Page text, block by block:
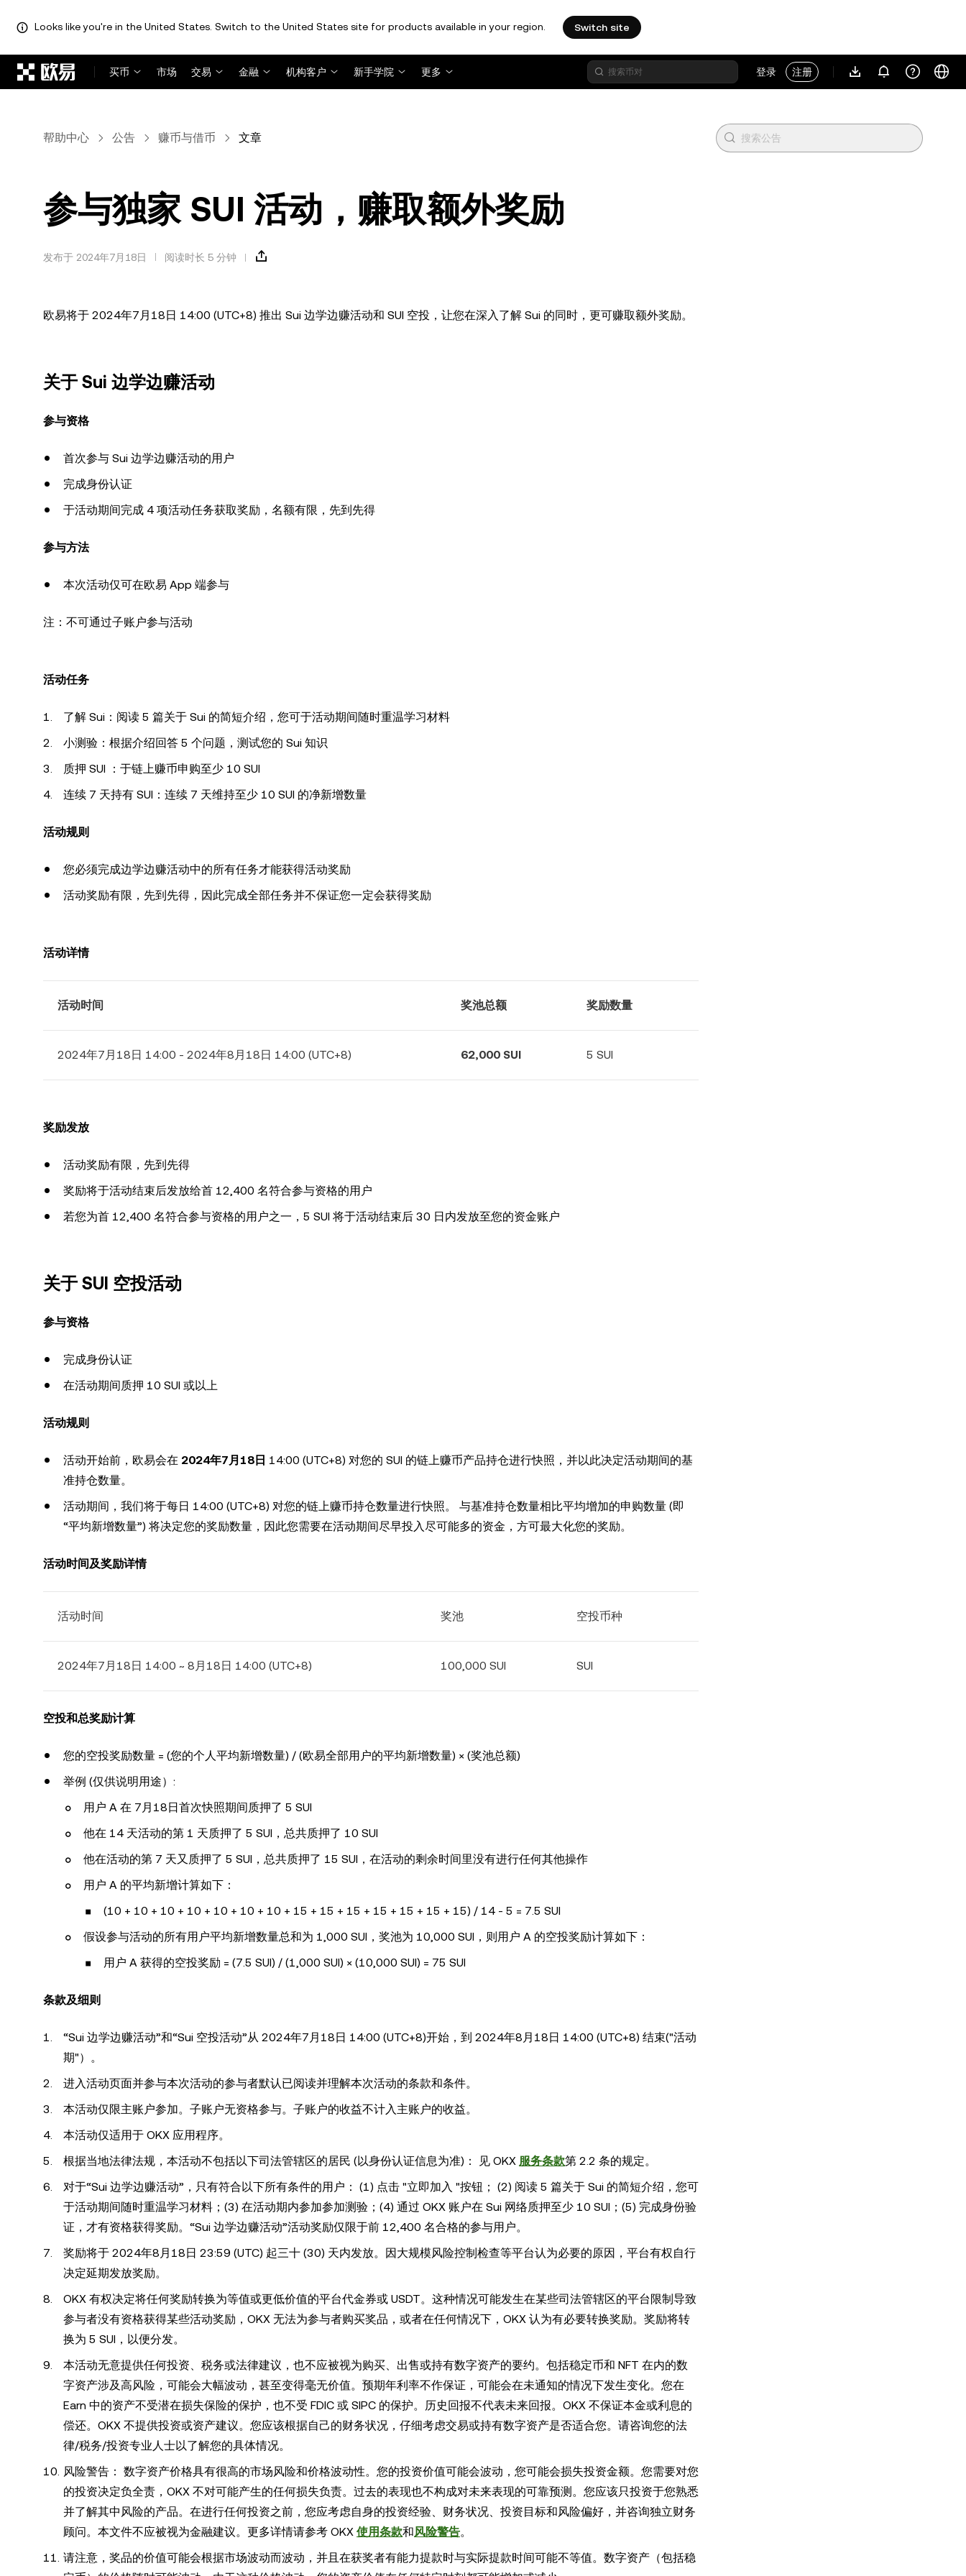
Looks like you're in the United States. Switch to the United States site for products available in your region. Switch site
买币
市场 交易 金融 机构客户 新手学院 更多 登录 注册
帮助中心 公告 赚币与借币 文章
参与独家 SUI 活动，赚取额外奖励
发布于 2024年7月18日 阅读时长 5 分钟
欧易将于 2024年7月18日 14:00 (UTC+8) 推出 Sui 边学边赚活动和 SUI 空投，让您在深入了解 Sui 的同时，更可赚取额外奖励。
关于 Sui 边学边赚活动
参与资格
首次参与 Sui 边学边赚活动的用户
完成身份认证
于活动期间完成 4 项活动任务获取奖励，名额有限，先到先得
参与方法
本次活动仅可在欧易 App 端参与
注：不可通过子账户参与活动
活动任务
了解 Sui：阅读 5 篇关于 Sui 的简短介绍，您可于活动期间随时重温学习材料
小测验：根据介绍回答 5 个问题，测试您的 Sui 知识
质押 SUI ：于链上赚币申购至少 10 SUI
连续 7 天持有 SUI：连续 7 天维持至少 10 SUI 的净新增数量
活动规则
您必须完成边学边赚活动中的所有任务才能获得活动奖励
活动奖励有限，先到先得，因此完成全部任务并不保证您一定会获得奖励
活动详情
活动时间 奖池总额 奖励数量
2024年7月18日 14:00 - 2024年8月18日 14:00 (UTC+8) 62,000 SUI 5 SUI
奖励发放
活动奖励有限，先到先得
奖励将于活动结束后发放给首 12,400 名符合参与资格的用户
若您为首 12,400 名符合参与资格的用户之一，5 SUI 将于活动结束后 30 日内发放至您的资金账户
关于 SUI 空投活动
参与资格
完成身份认证
在活动期间质押 10 SUI 或以上
活动规则
活动开始前，欧易会在 2024年7月18日 14:00 (UTC+8) 对您的 SUI 的链上赚币产品持仓进行快照，并以此决定活动期间的基
准持仓数量。
活动期间，我们将于每日 14:00 (UTC+8) 对您的链上赚币持仓数量进行快照。 与基准持仓数量相比平均增加的申购数量 (即
“平均新增数量”) 将决定您的奖励数量，因此您需要在活动期间尽早投入尽可能多的资金，方可最大化您的奖励。
活动时间及奖励详情
活动时间 奖池 空投币种
2024年7月18日 14:00 ~ 8月18日 14:00 (UTC+8) 100,000 SUI SUI
空投和总奖励计算
您的空投奖励数量 = (您的个人平均新增数量) / (欧易全部用户的平均新增数量) × (奖池总额)
举例 (仅供说明用途）:
用户 A 在 7月18日首次快照期间质押了 5 SUI
他在 14 天活动的第 1 天质押了 5 SUI，总共质押了 10 SUI
他在活动的第 7 天又质押了 5 SUI，总共质押了 15 SUI，在活动的剩余时间里没有进行任何其他操作
用户 A 的平均新增计算如下：
(10 + 10 + 10 + 10 + 10 + 10 + 10 + 15 + 15 + 15 + 15 + 15 + 15 + 15) / 14 - 5 = 7.5 SUI
假设参与活动的所有用户平均新增数量总和为 1,000 SUI，奖池为 10,000 SUI，则用户 A 的空投奖励计算如下：
用户 A 获得的空投奖励 = (7.5 SUI) / (1,000 SUI) × (10,000 SUI) = 75 SUI
条款及细则
“Sui 边学边赚活动”和“Sui 空投活动”从 2024年7月18日 14:00 (UTC+8)开始，到 2024年8月18日 14:00 (UTC+8) 结束("活动
期"）。
进入活动页面并参与本次活动的参与者默认已阅读并理解本次活动的条款和条件。
本活动仅限主账户参加。子账户无资格参与。子账户的收益不计入主账户的收益。
本活动仅适用于 OKX 应用程序。
根据当地法律法规，本活动不包括以下司法管辖区的居民 (以身份认证信息为准)： 见 OKX 服务条款第 2.2 条的规定。
对于“Sui 边学边赚活动”，只有符合以下所有条件的用户： (1) 点击 "立即加入 "按钮； (2) 阅读 5 篇关于 Sui 的简短介绍，您可
于活动期间随时重温学习材料；(3) 在活动期内参加参加测验；(4) 通过 OKX 账户在 Sui 网络质押至少 10 SUI；(5) 完成身份验
证，才有资格获得奖励。“Sui 边学边赚活动”活动奖励仅限于前 12,400 名合格的参与用户。
奖励将于 2024年8月18日 23:59 (UTC) 起三十 (30) 天内发放。因大规模风险控制检查等平台认为必要的原因，平台有权自行
决定延期发放奖励。
OKX 有权决定将任何奖励转换为等值或更低价值的平台代金券或 USDT。这种情况可能发生在某些司法管辖区的平台限制导致
参与者没有资格获得某些活动奖励，OKX 无法为参与者购买奖品，或者在任何情况下，OKX 认为有必要转换奖励。奖励将转
换为 5 SUI，以便分发。
本活动无意提供任何投资、税务或法律建议，也不应被视为购买、出售或持有数字资产的要约。包括稳定币和 NFT 在内的数
字资产涉及高风险，可能会大幅波动，甚至变得毫无价值。预期年利率不作保证，可能会在未通知的情况下发生变化。您在
Earn 中的资产不受潜在损失保险的保护，也不受 FDIC 或 SIPC 的保护。历史回报不代表未来回报。OKX 不保证本金或利息的
偿还。OKX 不提供投资或资产建议。您应该根据自己的财务状况，仔细考虑交易或持有数字资产是否适合您。请咨询您的法
律/税务/投资专业人士以了解您的具体情况。
风险警告： 数字资产价格具有很高的市场风险和价格波动性。您的投资价值可能会波动，您可能会损失投资金额。您需要对您
的投资决定负全责，OKX 不对可能产生的任何损失负责。过去的表现也不构成对未来表现的可靠预测。您应该只投资于您熟悉
并了解其中风险的产品。在进行任何投资之前，您应考虑自身的投资经验、财务状况、投资目标和风险偏好，并咨询独立财务
顾问。本文件不应被视为金融建议。更多详情请参考 OKX 使用条款和风险警告。
请注意，奖品的价值可能会根据市场波动而波动，并且在获奖者有能力提款时与实际提款时间可能不等值。数字资产（包括稳